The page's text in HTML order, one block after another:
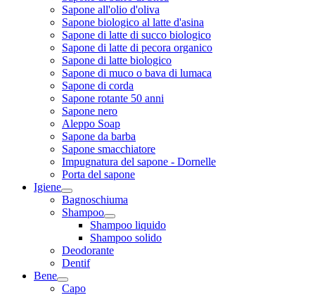
Sapone all'olio d'oliva
Sapone biologico al latte d'asina
Sapone di latte di succo biologico
Sapone di latte di pecora organico
Sapone di latte biologico
Sapone di muco o bava di lumaca
Sapone di corda
Sapone rotante 50 anni
Sapone nero
Aleppo Soap
Sapone da barba
Sapone smacchiatore
Impugnatura del sapone - Dornelle
Porta del sapone
Igiene
Bagnoschiuma
Shampoo
Shampoo liquido
Shampoo solido
Deodorante
Dentif
Bene
Capo